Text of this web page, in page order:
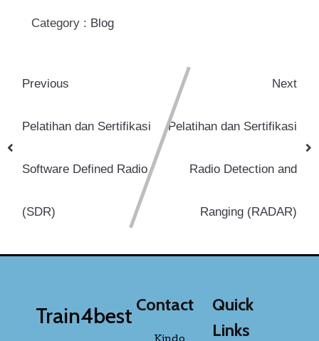
Category : Blog
Previous
Pelatihan dan Sertifikasi
Software Defined Radio
(SDR)
Next
Pelatihan dan Sertifikasi
Radio Detection and
Ranging (RADAR)
Train4best Contact
Quick
Links